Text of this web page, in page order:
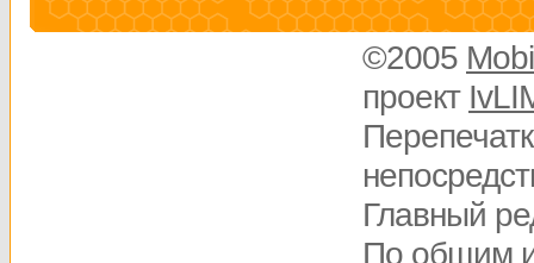
©2005
проект
Главный
По общим